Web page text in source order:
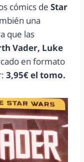
cómics de Star
una
que las
Vader, Luke
en formato
3,95€ el tomo.